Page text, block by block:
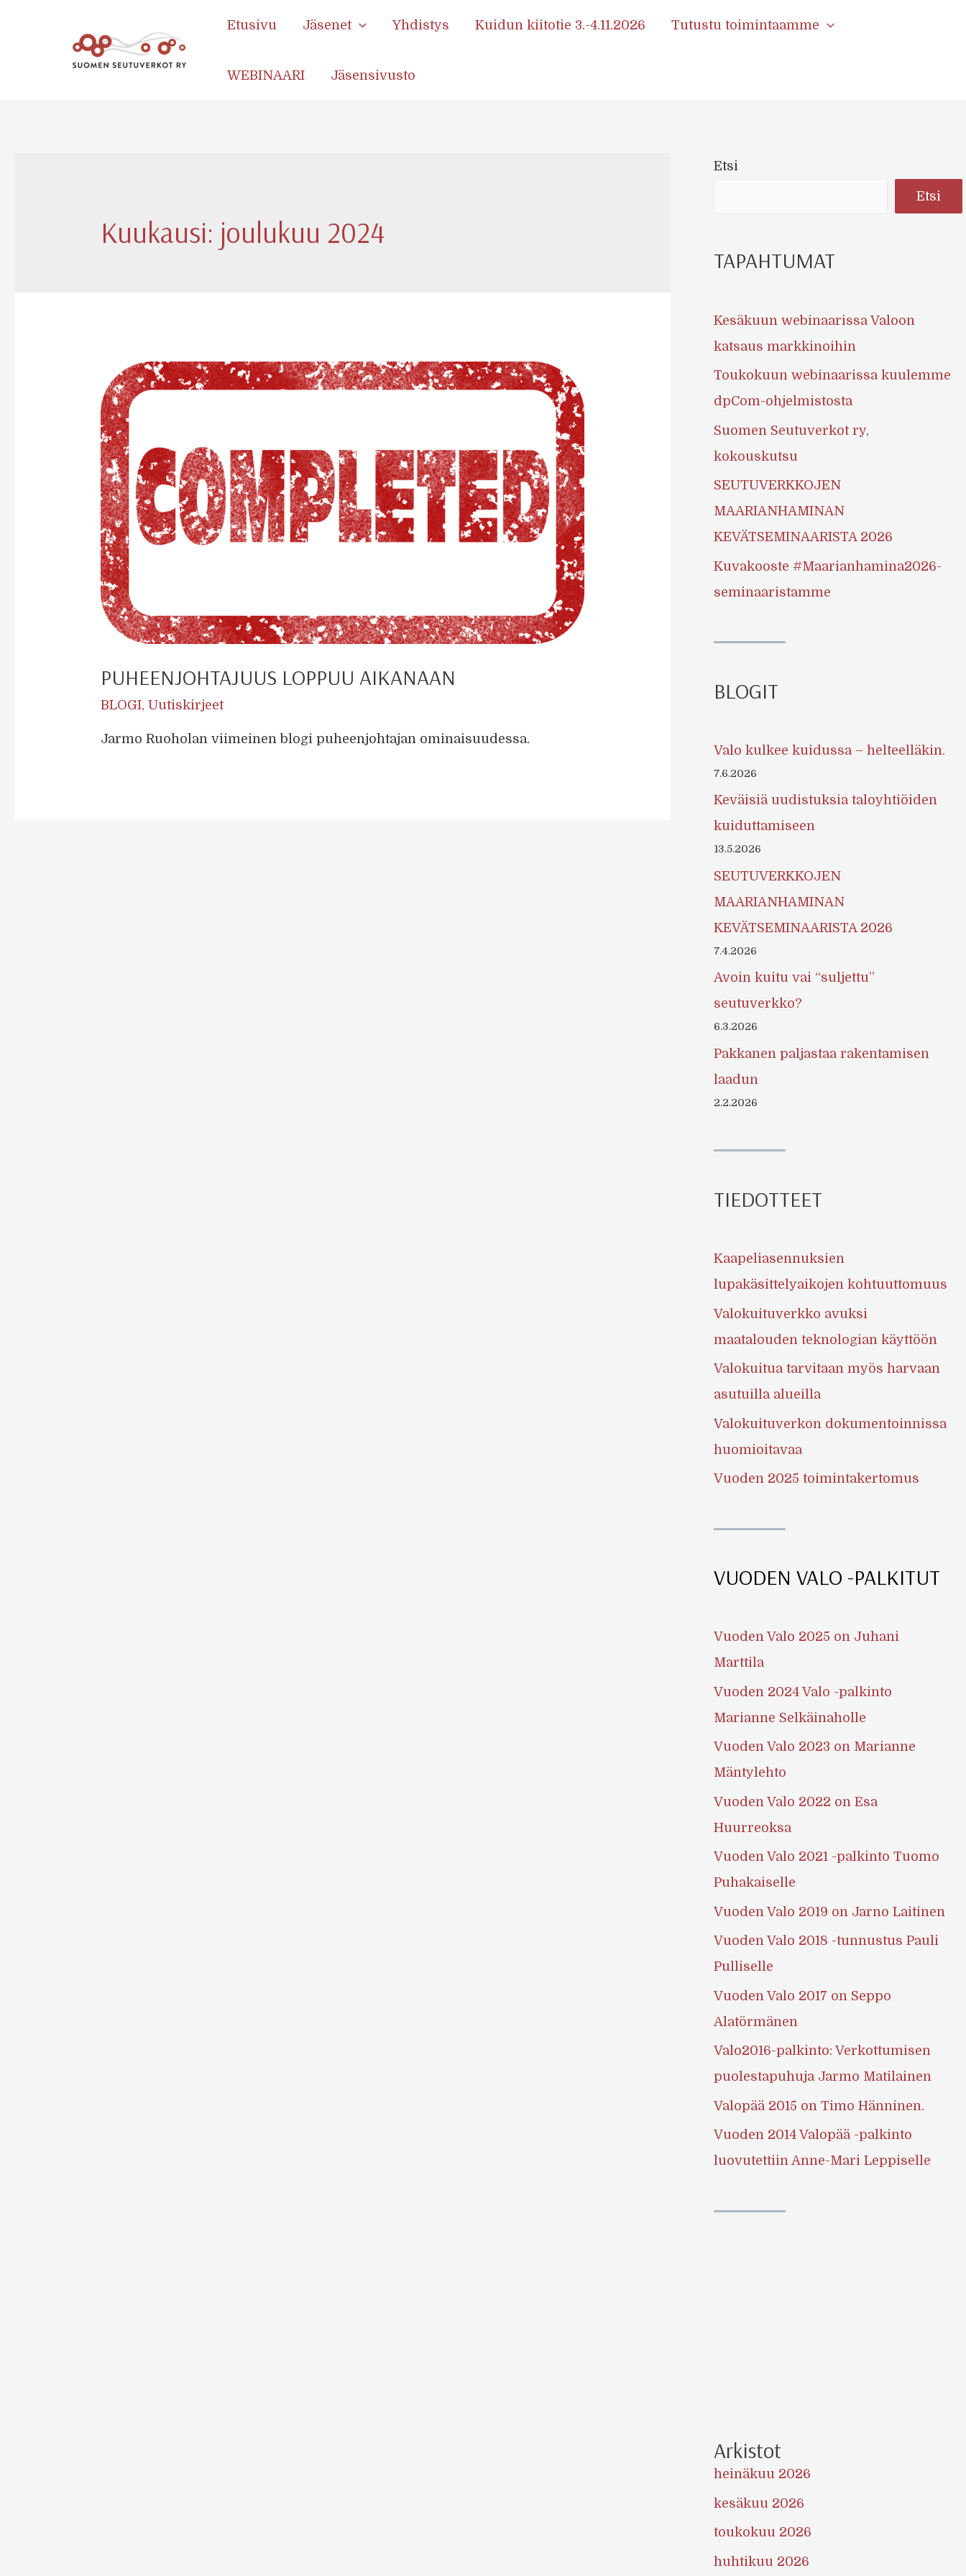
Etusivu Jäsenet Yhdistys Kuidun kiitotie 3.-4.11.2026 Tutustu toimintaamme
WEBINAARI Jäsensivusto
Kuukausi: joulukuu 2024
PUHEENJOHTAJUUS LOPPUU AIKANAAN
BLOGI,Uutiskirjeet
Jarmo Ruoholan viimeinen blogi puheenjohtajan ominaisuudessa.
Etsi
Etsi
TAPAHTUMAT
Kesäkuun webinaarissa Valoon
katsaus markkinoihin
Toukokuun webinaarissa kuulemme
dpCom-ohjelmistosta
Suomen Seutuverkot ry,
kokouskutsu
SEUTUVERKKOJEN
MAARIANHAMINAN
KEVÄTSEMINAARISTA 2026
Kuvakooste #Maarianhamina2026-
seminaaristamme
BLOGIT
Valo kulkee kuidussa – helteelläkin.
7.6.2026
Keväisiä uudistuksia taloyhtiöiden
kuiduttamiseen
13.5.2026
SEUTUVERKKOJEN
MAARIANHAMINAN
KEVÄTSEMINAARISTA 2026
7.4.2026
Avoin kuitu vai “suljettu”
seutuverkko?
6.3.2026
Pakkanen paljastaa rakentamisen
laadun
2.2.2026
TIEDOTTEET
Kaapeliasennuksien
lupakäsittelyaikojen kohtuuttomuus
Valokuituverkko avuksi
maatalouden teknologian käyttöön
Valokuitua tarvitaan myös harvaan
asutuilla alueilla
Valokuituverkon dokumentoinnissa
huomioitavaa
Vuoden 2025 toimintakertomus
VUODEN VALO -PALKITUT
Vuoden Valo 2025 on Juhani
Marttila
Vuoden 2024 Valo -palkinto
Marianne Selkäinaholle
Vuoden Valo 2023 on Marianne
Mäntylehto
Vuoden Valo 2022 on Esa
Huurreoksa
Vuoden Valo 2021 -palkinto Tuomo
Puhakaiselle
Vuoden Valo 2019 on Jarno Laitinen
Vuoden Valo 2018 -tunnustus Pauli
Pulliselle
Vuoden Valo 2017 on Seppo
Alatörmänen
Valo2016-palkinto: Verkottumisen
puolestapuhuja Jarmo Matilainen
Valopää 2015 on Timo Hänninen.
Vuoden 2014 Valopää -palkinto
luovutettiin Anne-Mari Leppiselle
Arkistot
heinäkuu 2026
kesäkuu 2026
toukokuu 2026
huhtikuu 2026